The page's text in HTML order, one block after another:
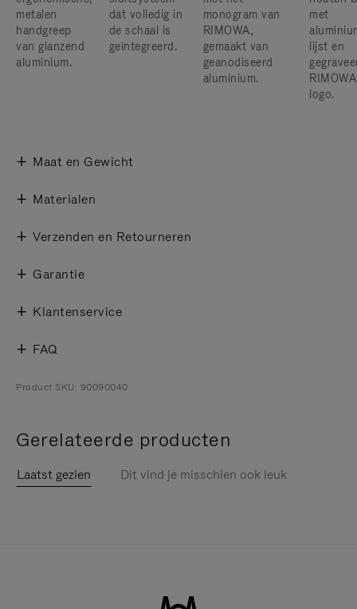
metalen
handgreep
van glanzend
aluminium.
dat volledig in
de schaal is
geïntegreerd.
monogram van
RIMOWA,
gemaakt van
geanodiseerd
aluminium.
met
lijst en
RIMOWA
logo.
Maat en Gewicht
Materialen
Verzenden en Retourneren
Garantie
Klantenservice
FAQ
Product SKU: 90090040
Gerelateerde producten
Laatst gezien Dit vind je misschien ook leuk